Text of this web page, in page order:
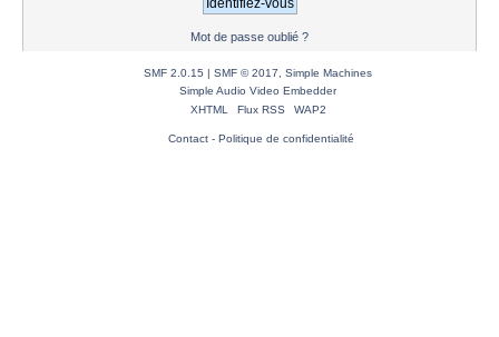
Mot de passe oublié ?
SMF 2.0.15 | SMF © 2017
Simple Machines
Simple Audio Video Embedder
XHTML
Flux RSS WAP2
Contact- Politique de confidentialité